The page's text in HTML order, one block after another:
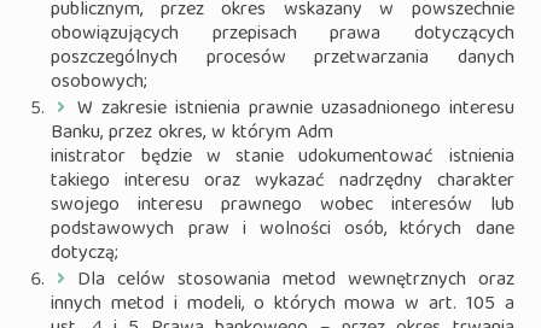
publicznym, przez okres wskazany w powszechnie
obowiązujących przepisach prawa dotyczących
poszczególnych procesów przetwarzania danych
osobowych;
W zakresie istnienia prawnie uzasadnionego interesu
Banku, przez okres, w którym Adm
inistrator będzie w stanie udokumentować istnienia
takiego interesu oraz wykazać nadrzędny charakter
swojego interesu prawnego wobec interesów lub
podstawowych praw i wolności osób, których dane
dotyczą;
Dla celów stosowania metod wewnętrznych oraz
innych metod i modeli, o których mowa w art. 105 a